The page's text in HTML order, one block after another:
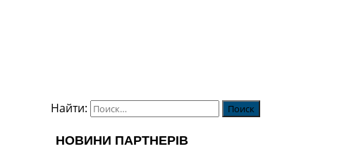
Найти: